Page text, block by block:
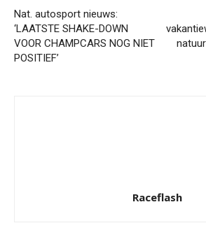
Nat. autosport nieuws:
‘LAATSTE SHAKE-DOWN
VOOR CHAMPCARS NOG NIET
POSITIEF’
Raceflash